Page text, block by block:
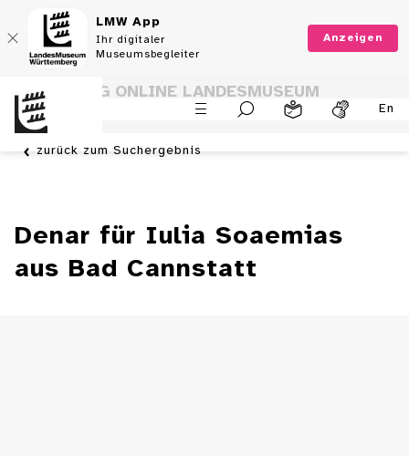
LMW App
Ihr digitaler
Museumsbegleiter
Anzeigen
En
SAMMLUNG ONLINE LANDESMUSEUM
WÜRTTEMBERG
zurück zum Suchergebnis
Denar für Iulia Soaemias
aus Bad Cannstatt